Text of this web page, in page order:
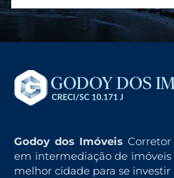
Godoy dos Imóveis
em intermediação de
melhor cidade para se investir